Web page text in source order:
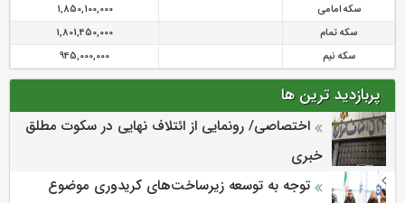
سکه امامی
1,850,100,000
سکه تمام
1,801,450,000
سکه نیم
945,000,000
پربازدید ترین ها
اختصاصی/ رونمایی از ائتلاف‌ نهایی در سکوت مطلق
خبری
توجه به توسعه زیرساخت‌های کریدوری موضوع